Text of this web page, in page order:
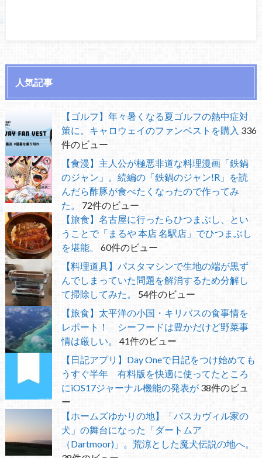
人気記事
【ゴルフ】年々暑くなる夏ゴルフの熱中症対
策に。キャロウェイのファンベストを購入 336
件のビュー
【食漫】主人公が極悪非道な料理漫画「鉄鍋
のジャン」。続編の「鉄鍋のジャン!R」を読
んだら酢豚が食べたくなったので作ってみ
た。
72件のビュー
【旅食】名古屋に行ったらひつまぶし、とい
うことで「まるや 本店 名駅店」でひつまぶし
を堪能。
60件のビュー
【料理道具】パスタマシンで生地の端が黒ず
んでしまっていた問題を解消するため分解し
て掃除してみた。
54件のビュー
【旅食】太平洋の小国・キリバスの食事情を
レポート！ シーフードは豊かだけど野菜事
情は厳しい。
41件のビュー
【日記アプリ】Day Oneで日記をつけ始めても
うすぐ半年 有料版を快適に使ってたところ
にiOS17ジャーナル機能の発表が 38件のビュ
ー
【ホームズゆかりの地】「バスカヴィル家の
犬」の舞台になった「ダートムア
（Dartmoor)」。荒涼とした魔犬伝説の地へ。